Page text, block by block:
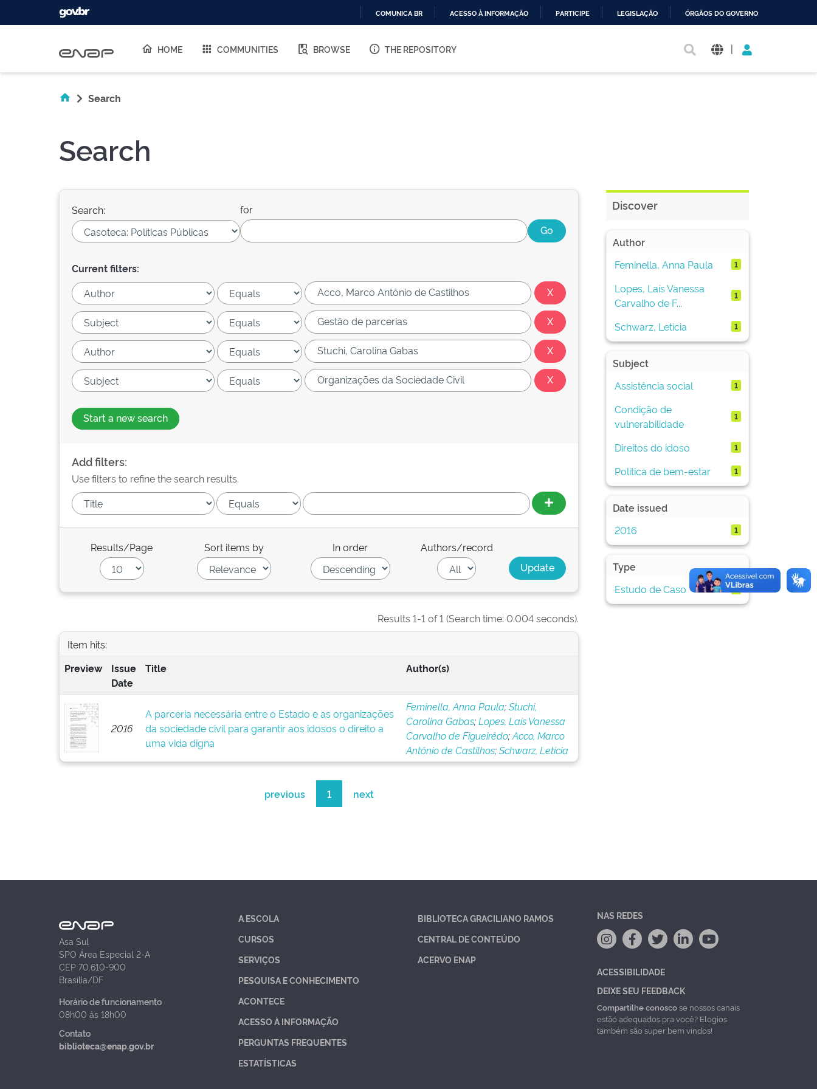
O
COMUNICA BR ACESSO À INFORMAÇÃO PARTICIPE LEGISLAÇÃO ÓRGÃOS DO GOVERNO
HOME COMMUNITIES BROWSE THE REPOSITORY |
Search
Search
Search: for
Current filters:
Start a new search
Add filters:
Use filters to refine the search results.
Results/Page Sort items by In order Authors/record
Results 1-1 of 1 (Search time: 0.004 seconds).
Item hits:
Preview
Issue
Date
Title Author(s)
2016
A parceria necessária entre o Estado e as organizações
da sociedade civil para garantir aos idosos o direito a
uma vida digna
Feminella, Anna Paula;Stuchi,
Carolina Gabas;Lopes, Laís Vanessa
Carvalho de Figueirêdo;Acco, Marco
Antônio de Castilhos;Schwarz, Letícia
previous 1 next
Discover
Author
Feminella, Anna Paula
1
Lopes, Laís Vanessa
Carvalho de F...
1
Schwarz, Letícia 1
Subject
Assistência social
1
Condição de
vulnerabilidade
1
Direitos do idoso 1
Política de bem-estar 1
Date issued
2016
1
Type
Estudo de Caso
1
Asa Sul
SPO Área Especial 2-A
CEP 70.610-900
Brasília/DF
Horário de funcionamento
08h00 às 18h00
Contato
biblioteca@enap.gov.br
A ESCOLA
CURSOS
SERVIÇOS
PESQUISA E CONHECIMENTO
ACONTECE
ACESSO À INFORMAÇÃO
PERGUNTAS FREQUENTES
ESTATÍSTICAS
BIBLIOTECA GRACILIANO RAMOS
CENTRAL DE CONTEÚDO
ACERVO ENAP
NAS REDES
ACESSIBILIDADE
DEIXE SEU FEEDBACK
Compartilhe conoscose nossos canais
estão adequados pra você? Elogios
também são super bem vindos!